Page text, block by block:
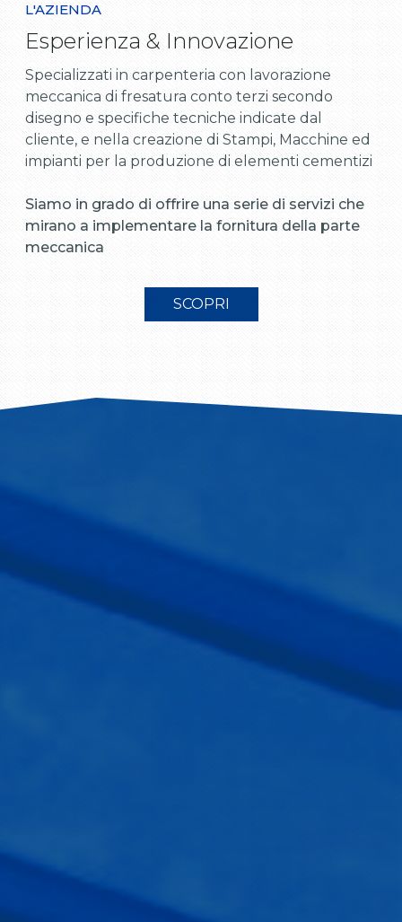
L'AZIENDA
Esperienza & Innovazione
Specializzati in carpenteria con lavorazione
meccanica di fresatura conto terzi secondo
disegno e specifiche tecniche indicate dal
cliente, e nella creazione di Stampi, Macchine ed
impianti per la produzione di elementi cementizi
Siamo in grado di offrire una serie di servizi che
mirano a implementare la fornitura della parte
meccanica
SCOPRI